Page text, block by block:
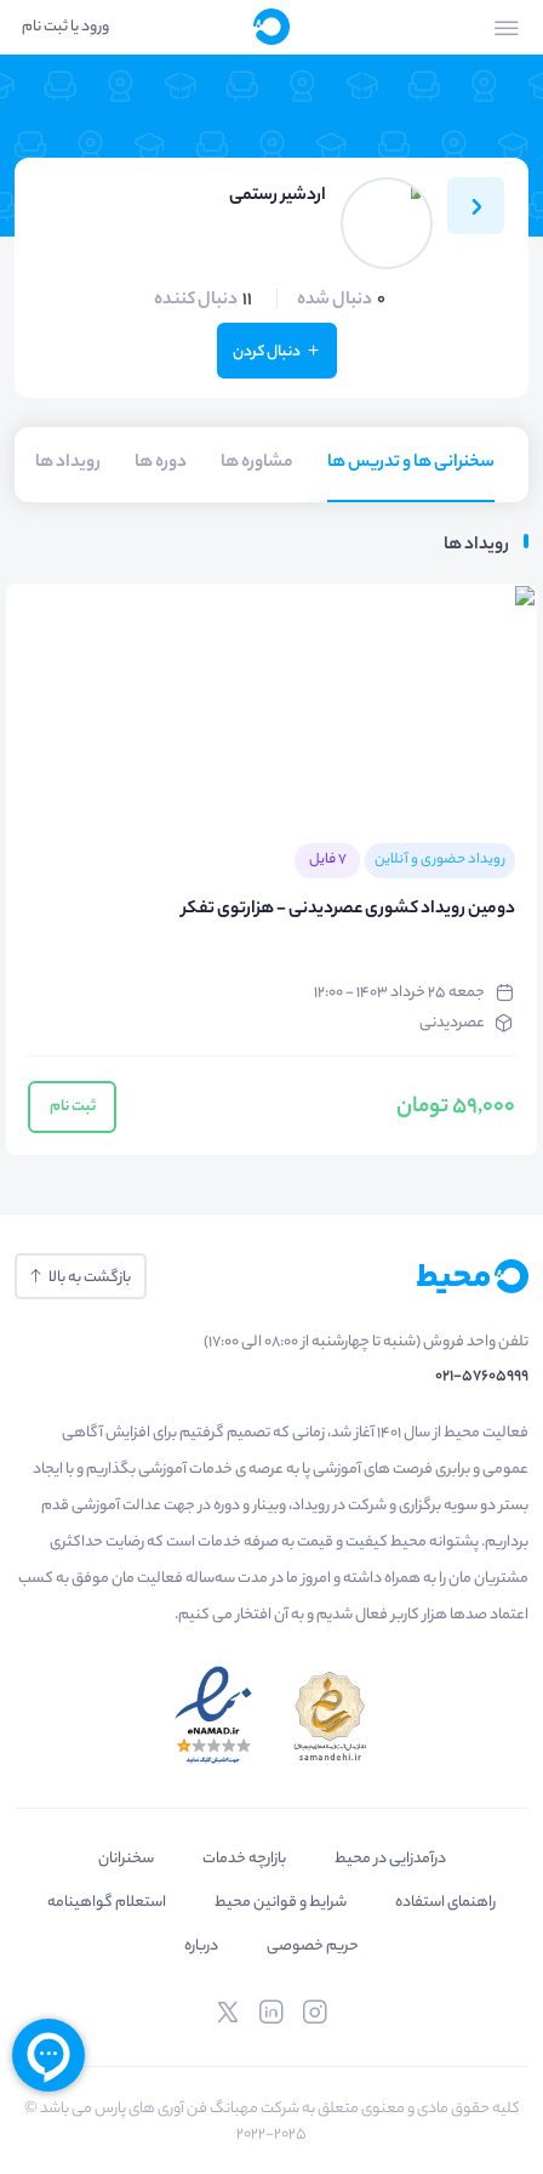
ورود یا ثبت نام
اردشیر رستمی
0 دنبال شده 11 دنبال کننده
دنبال کردن
سخنرانی ها و تدریس ها مشاوره ها دوره ها رویداد ها
رویداد ها
رویداد حضوری و آنلاین 7 فایل
دومین رویداد کشوری عصردیدنی - هزارتوی تفکر
جمعه ۲۵ خرداد ۱۴۰۳ - ۱۲:۰۰
عصردیدنی
59,000 تومان ثبت نام
بازگشت به بالا
تلفن واحد فروش (شنبه تا چهارشنبه از 08:00 الی 17:00)
021-57605999
فعالیت محیط از سال 1401 آغاز شد، زمانی که تصمیم گرفتیم برای افزایش آگاهی
عمومی و برابری فرصت های آموزشی پا به عرصه ی خدمات آموزشی بگذاریم و با ایجاد
بستر دو سویه برگزاری و شرکت در رویداد، وبینار و دوره در جهت عدالت آموزشی قدم
برداریم. پشتوانه محیط کیفیت و قیمت به صرفه خدمات است که رضایت حداکثری
مشتریان مان را به همراه داشته و امروز ما در مدت سه‌ساله فعالیت مان موفق به کسب
اعتماد صدها هزار کاربر فعال شدیم و به آن افتخار می‌ کنیم.
درآمدزایی در محیط بازارچه خدمات
سخنرانان
راهنمای استفاده
شرایط و قوانین محیط
استعلام گواهینامه
حریم خصوصی
درباره
کلیه حقوق مادی و معنوی متعلق به شرکت مهبانگ فن آوری های پارس می باشد ©
2025-2022